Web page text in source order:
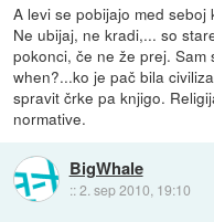
A levi se pobijajo med
Ne ubijaj, ne kradi,... so
pokonci, če ne že prej.
when?...ko je pač bila
spravit črke pa knjigo.
normative.
BigWhale
::2. sep 2010, 19:10